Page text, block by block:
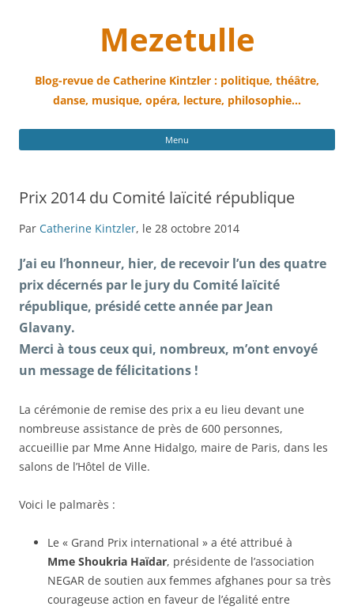
Mezetulle
Blog-revue de Catherine Kintzler : politique, théâtre,
danse, musique, opéra, lecture, philosophie…
Menu
Prix 2014 du Comité laïcité république
Par Catherine Kintzler, le 28 octobre 2014
J’ai eu l’honneur, hier, de recevoir l’un des quatre
prix décernés par le jury du Comité laïcité
république, présidé cette année par Jean
Glavany.
Merci à tous ceux qui, nombreux, m’ont envoyé
un message de félicitations !
La cérémonie de remise des prix a eu lieu devant une
nombreuse assistance de près de 600 personnes,
accueillie par Mme Anne Hidalgo, maire de Paris, dans les
salons de l’Hôtel de Ville.
Voici le palmarès :
Le « Grand Prix international » a été attribué à
Mme Shoukria Haïdar, présidente de l’association
NEGAR de soutien aux femmes afghanes pour sa très
courageuse action en faveur de l’égalité entre